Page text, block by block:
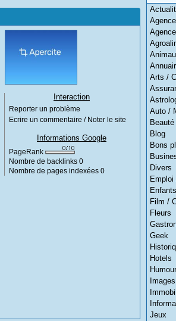
Arts /
Auto /
Beauté
Blog
Bons
Divers
Enfants
Film /
Fleurs
Geek
Hotels
Humour
Jeux
Interaction
Reporter un problème
Ecrire un commentaire / Noter le site
Informations Google
PageRank
Nombre de backlinks 0
Nombre de pages indexées 0